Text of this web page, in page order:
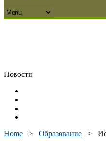
Новости
Home > Образование >